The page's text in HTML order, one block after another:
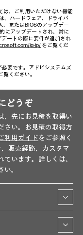
は、ご利用いただけない機能
、ハードウェア、ドライバ
、またはBIOSのアップデー
にアップデートされ、常に
ートの際に要件が追加され
ja-jp/ をご覧くだ
要です。 アドビシステムズ
ください。
どうぞ
、先にお見積を取得い
さい。お見積の取得方
利用ガイドをご参照く
販売経路、カスタマ
います。詳しくは、
。